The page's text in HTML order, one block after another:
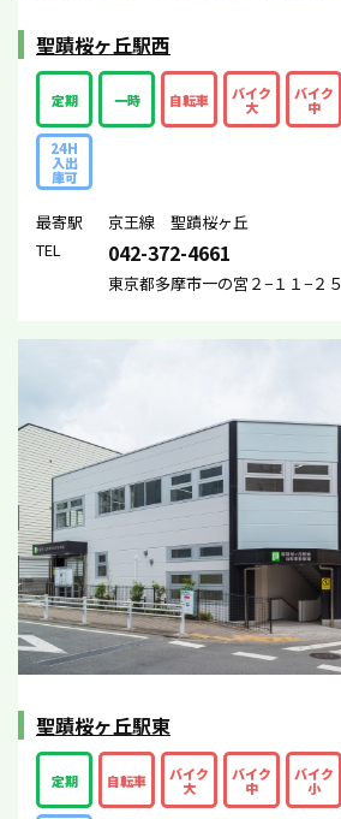
聖蹟桜ヶ丘駅西
定期 一時 自転車 バイク
大
バイク
中
24H
入出
庫可
最寄駅
京王線 聖蹟桜ヶ丘
TEL
042-372-4661
東京都多摩市一の宮２−１１−２５
聖蹟桜ヶ丘駅東
定期 自転車 バイク
大
バイク
中
バイク
小